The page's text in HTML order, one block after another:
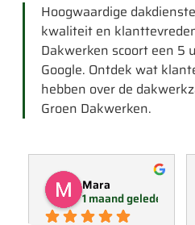
Hoogwaardige
kwaliteit en
Dakwerken scoort een 5
Google. Ontdek wat
hebben over de
Groen Dakwerken.
Mara
1 maand geleden